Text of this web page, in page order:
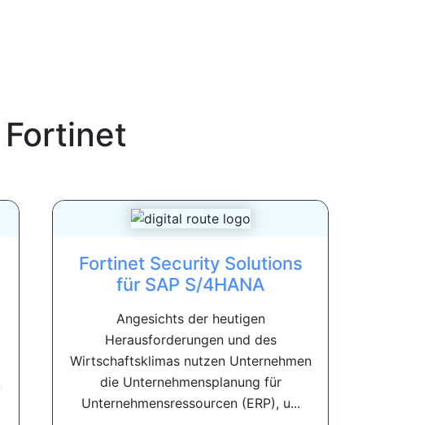
Fortinet
Fortinet Security Solutions
für SAP S/4HANA
Angesichts der heutigen
Herausforderungen und des
Wirtschaftsklimas nutzen Unternehmen
die Unternehmensplanung für
Unternehmensressourcen (ERP), u...